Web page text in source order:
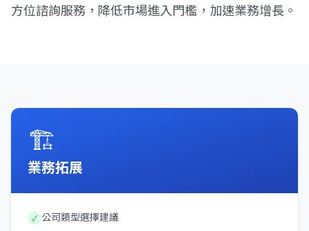
方位諮詢服務，降低市場進入門檻，加速業務增長。
🏗️
業務拓展
✓ 公司類型選擇建議